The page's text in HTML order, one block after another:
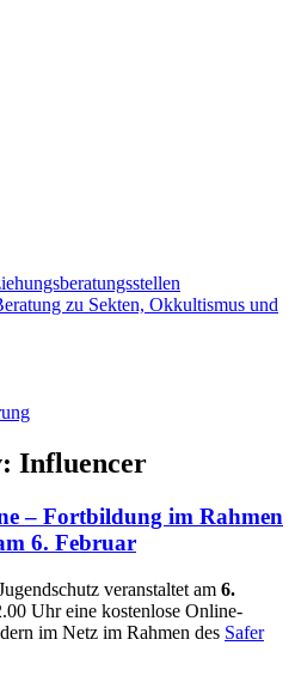
und
zu Sekten, Okkultismus und
Influencer
– Fortbildung im Rahmen
6. Februar
veranstaltet am 6.
Uhr eine kostenlose Online-
im Netz im Rahmen des Safer